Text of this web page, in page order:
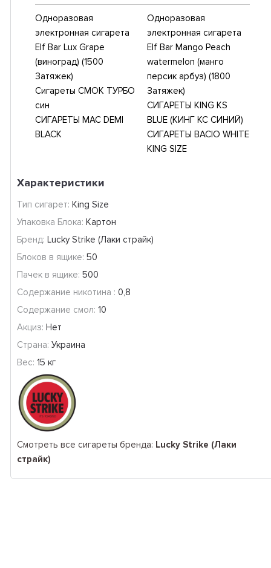
Одноразовая
электронная сигарета
Elf Bar Lux Grape
(виноград) (1500
Затяжек)
Сигареты СМОК ТУРБО
син
СИГАРЕТЫ MAC DEMI
BLACK
Одноразовая
электронная сигарета
Elf Bar Mango Peach
watermelon (манго
персик арбуз) (1800
Затяжек)
СИГАРЕТЫ KING KS
BLUE (КИНГ КС СИНИЙ)
СИГАРЕТЫ BACIO WHITE
KING SIZE
Характеристики
Тип сигарет: King Size
Упаковка Блока: Картон
Бренд: Lucky Strike (Лаки страйк)
Блоков в ящике: 50
Пачек в ящике: 500
Содержание никотина : 0,8
Содержание смол: 10
Акциз: Нет
Страна: Украина
Вес: 15 кг
Смотреть все сигареты бренда: Lucky Strike (Лаки
страйк)